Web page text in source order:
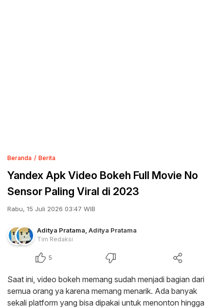
Beranda Berita
Yandex Apk Video Bokeh Full Movie No
Sensor Paling Viral di 2023
Rabu, 15 Juli 2026 03:47 WIB
Aditya Pratama Aditya Pratama
Tim Redaksi
5
Saat ini, video bokeh memang sudah menjadi bagian dari
semua orang ya karena memang menarik. Ada banyak
sekali platform yang bisa dipakai untuk menonton hingga